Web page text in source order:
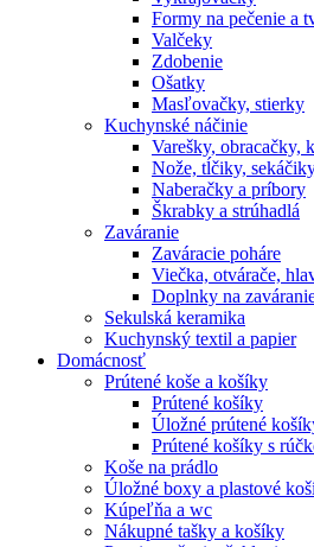
Formy na pečenie a
Valčeky
Zdobenie
Ošatky
Masľovačky, stierky
Kuchynské náčinie
Varešky, obracačky,
Nože, tĺčiky,
Naberačky a príbory
Škrabky a strúhadlá
Zaváranie
Zaváracie poháre
Viečka, otvárače,
Doplnky na
Sekulská keramika
Kuchynský textil a papier
Domácnosť
Prútené koše a košíky
Prútené košíky
Úložné prútené
Prútené košíky s
Koše na prádlo
Úložné boxy a plastové
Kúpeľňa a wc
Nákupné tašky a košíky